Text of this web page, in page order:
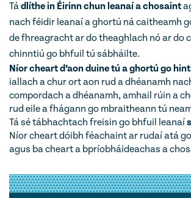
Tádlíthe in Éirinn chun leanaí a chosaint
nach féidir leanaí a ghortú ná caitheamh
de fhreagracht ar do theaghlach nó ar do
chinntiú go bhfuil tú sábháilte.
Níor cheart d’aon duine tú a ghortú go
iallach a chur ort aon rud a dhéanamh
compordach a dhéanamh, amhail rúin a
rud eile a fhágann go mbraitheann tú
Tá sé tábhachtach freisin go bhfuil leanaí
Níor cheart dóibh féachaint ar rudaí atá
agus ba cheart a bpríobháideachas a